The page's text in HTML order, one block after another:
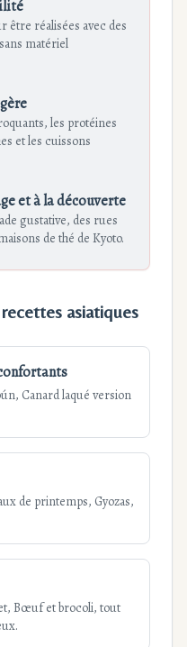
être réalisées avec des
matériel
les protéines
et les cuissons
et à la découverte
gustative, des rues
de thé de Kyoto.
asiatiques
Canard laqué version
de printemps, Gyozas,
Bœuf et brocoli, tout